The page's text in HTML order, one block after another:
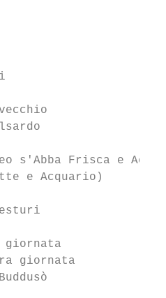
s'Abba Frisca e
e Acquario)
giornata
giornata